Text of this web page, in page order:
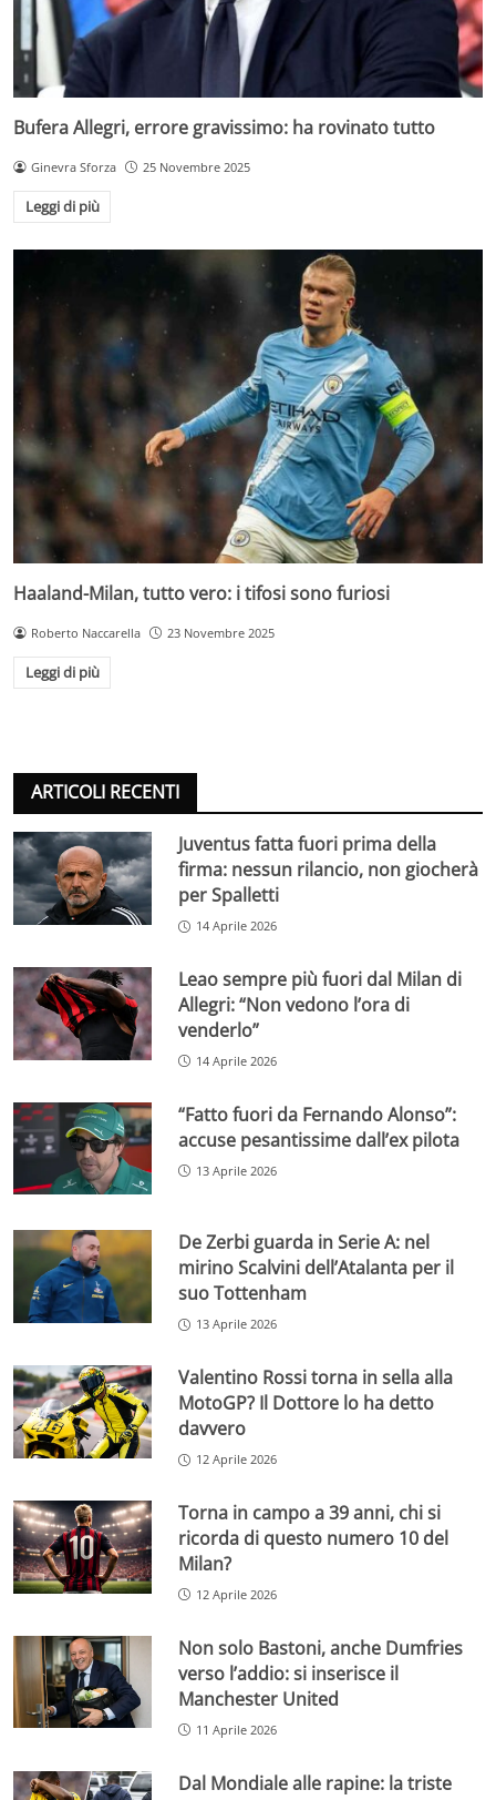
Bufera Allegri, errore gravissimo: ha rovinato tutto
Ginevra Sforza 25 Novembre 2025
Leggi di più
Haaland-Milan, tutto vero: i tifosi sono furiosi
Roberto Naccarella 23 Novembre 2025
Leggi di più
ARTICOLI RECENTI
Juventus fatta fuori prima della
firma: nessun rilancio, non giocherà
per Spalletti
14 Aprile 2026
Leao sempre più fuori dal Milan di
Allegri: “Non vedono l’ora di
venderlo”
14 Aprile 2026
“Fatto fuori da Fernando Alonso”:
accuse pesantissime dall’ex pilota
13 Aprile 2026
De Zerbi guarda in Serie A: nel
mirino Scalvini dell’Atalanta per il
suo Tottenham
13 Aprile 2026
Valentino Rossi torna in sella alla
MotoGP? Il Dottore lo ha detto
davvero
12 Aprile 2026
Torna in campo a 39 anni, chi si
ricorda di questo numero 10 del
Milan?
12 Aprile 2026
Non solo Bastoni, anche Dumfries
verso l’addio: si inserisce il
Manchester United
11 Aprile 2026
Dal Mondiale alle rapine: la triste